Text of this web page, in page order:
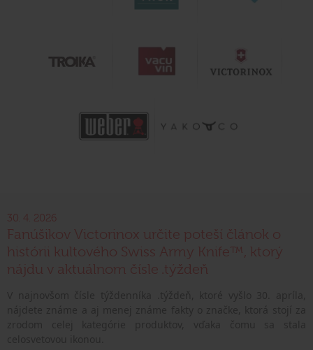
30. 4. 2026
Fanúšikov Victorinox určite poteší článok o
histórii kultového Swiss Army Knife™, ktorý
nájdu v aktuálnom čísle .týždeň